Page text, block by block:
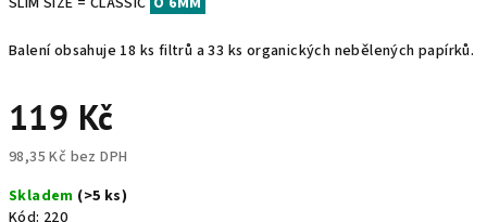
Balení obsahuje 18 ks filtrů a 33 ks organických nebělených papírků.
119 Kč
98,35 Kč bez DPH
cena:
Skladem (>5 ks)
Kód: 220